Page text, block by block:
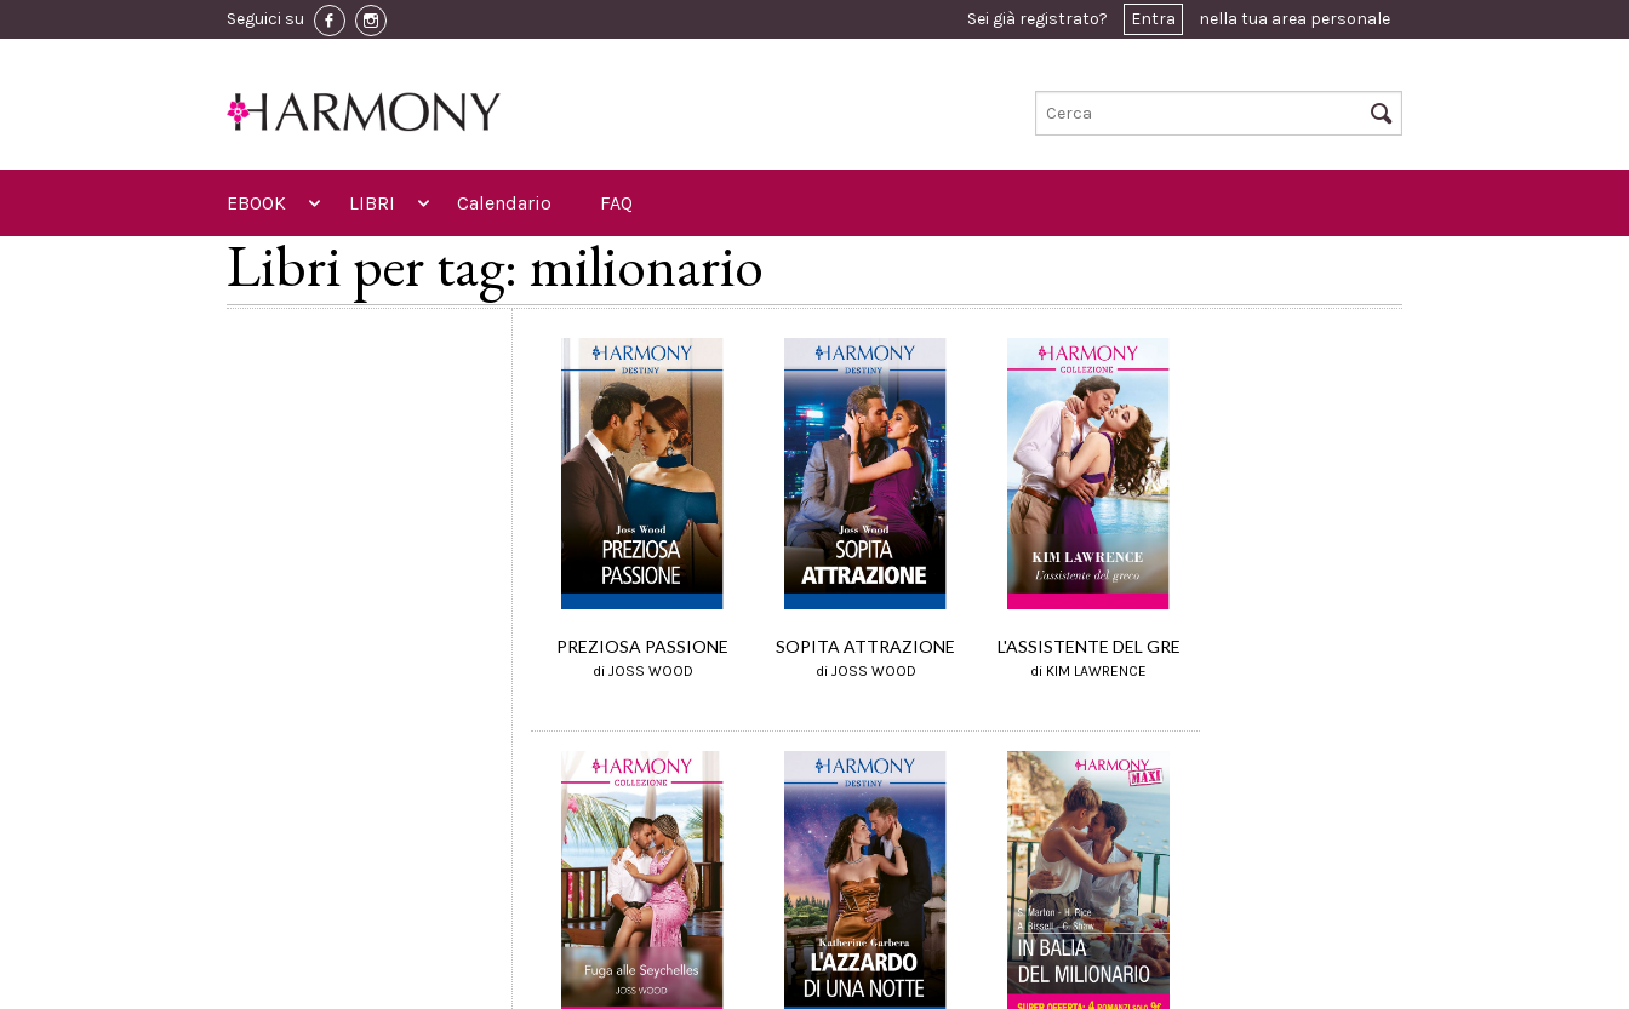
Seguici su Sei già registrato? Entra nella tua area personale
EBOOK LIBRI Calendario FAQ
Libri per tag: milionario
PREZIOSA PASSIONE
di JOSS WOOD
SOPITA ATTRAZIONE
di JOSS WOOD
L'ASSISTENTE DEL GRE
di KIM LAWRENCE